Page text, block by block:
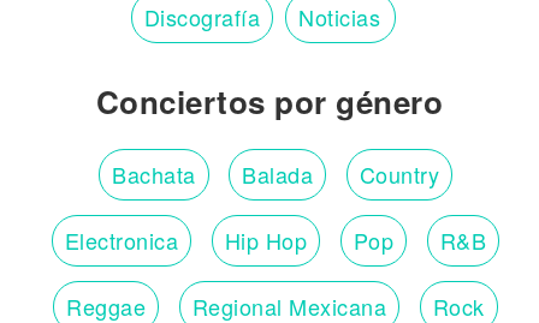
Discografía Noticias
Conciertos por género
Bachata Balada Country
Electronica Hip Hop Pop R&B
Reggae Regional Mexicana Rock